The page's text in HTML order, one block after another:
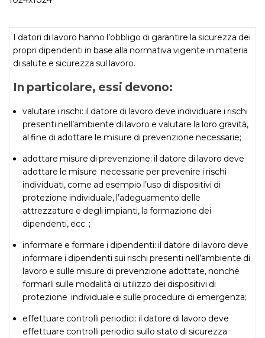
I datori di lavoro hanno l’obbligo di garantire la sicurezza dei
propri dipendenti in base alla normativa vigente in materia
di salute e sicurezza sul lavoro.
In particolare, essi devono:
valutare i rischi: il datore di lavoro deve individuare i rischi
presenti nell’ambiente di lavoro e valutare la loro gravità,
al fine di adottare le misure di prevenzione necessarie;
adottare misure di prevenzione: il datore di lavoro deve
adottare le misure necessarie per prevenire i rischi
individuati, come ad esempio l’uso di dispositivi di
protezione individuale, l’adeguamento delle
attrezzature e degli impianti, la formazione dei
dipendenti, ecc. ;
informare e formare i dipendenti: il datore di lavoro deve
informare i dipendenti sui rischi presenti nell’ambiente di
lavoro e sulle misure di prevenzione adottate, nonché
formarli sulle modalità di utilizzo dei dispositivi di
protezione individuale e sulle procedure di emergenza;
effettuare controlli periodici: il datore di lavoro deve
effettuare controlli periodici sullo stato di sicurezza